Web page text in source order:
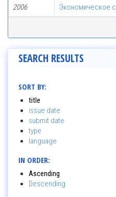
2006 Экономическое
SEARCH RESULTS
SORT BY:
title
issue date
submit date
type
language
IN ORDER:
Ascending
Descending